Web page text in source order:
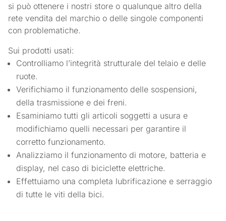
si può ottenere i nostri store o qualunque altro della
rete vendita del marchio o delle singole componenti
con problematiche.
Sui prodotti usati:
Controlliamo l’integrità strutturale del telaio e delle
ruote.
Verifichiamo il funzionamento delle sospensioni,
della trasmissione e dei freni.
Esaminiamo tutti gli articoli soggetti a usura e
modifichiamo quelli necessari per garantire il
corretto funzionamento.
Analizziamo il funzionamento di motore, batteria e
display, nel caso di biciclette elettriche.
Effettuiamo una completa lubrificazione e serraggio
di tutte le viti della bici.